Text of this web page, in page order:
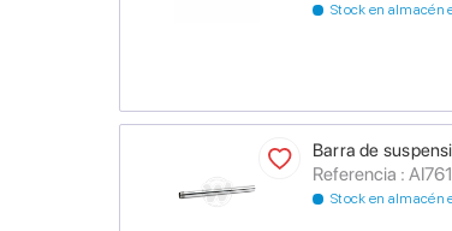
Stock en almacén
Barra de
Referencia :
Stock en almacén